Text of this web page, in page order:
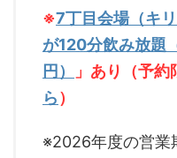
※7丁目会場（キリ
が120分飲み放題
円）
」あり（予
ら）
※2026年度の営業